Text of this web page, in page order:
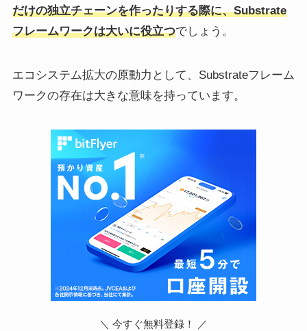
だけの独立チェーンを作ったりする際に、Substrate
フレームワークは大いに役立つでしょう。
エコシステム拡大の原動力として、Substrateフレーム
ワークの存在は大きな意味を持っています。
＼ 今すぐ無料登録！ ／